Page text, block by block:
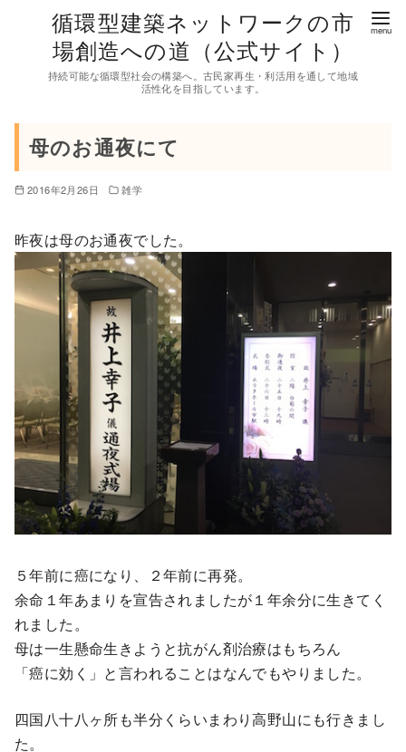
循環型建築ネットワークの市
場創造への道（公式サイト）
持続可能な循環型社会の構築へ。古民家再生・利活用を通して地域
活性化を目指しています。
母のお通夜にて
2016年2月26日 雑学
昨夜は母のお通夜でした。
５年前に癌になり、２年前に再発。
余命１年あまりを宣告されましたが１年余分に生きてく
れました。
母は一生懸命生きようと抗がん剤治療はもちろん
「癌に効く」と言われることはなんでもやりました。
四国八十八ヶ所も半分くらいまわり高野山にも行きまし
た。